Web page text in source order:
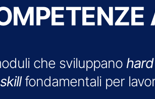
che sviluppano
fondamentali per